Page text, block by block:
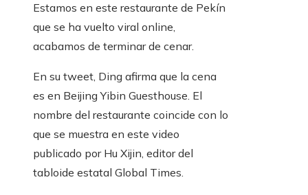
Estamos en este restaurante de Pekín
que se ha vuelto viral online,
acabamos de terminar de cenar.
En su tweet, Ding afirma que la cena
es en Beijing Yibin Guesthouse. El
nombre del restaurante coincide con lo
que se muestra en este video
publicado por Hu Xijin, editor del
tabloide estatal Global Times.